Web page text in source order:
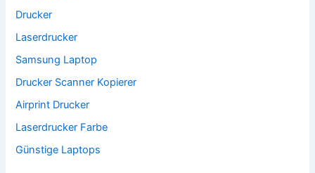
Drucker
Laserdrucker
Samsung Laptop
Drucker Scanner Kopierer
Airprint Drucker
Laserdrucker Farbe
Günstige Laptops